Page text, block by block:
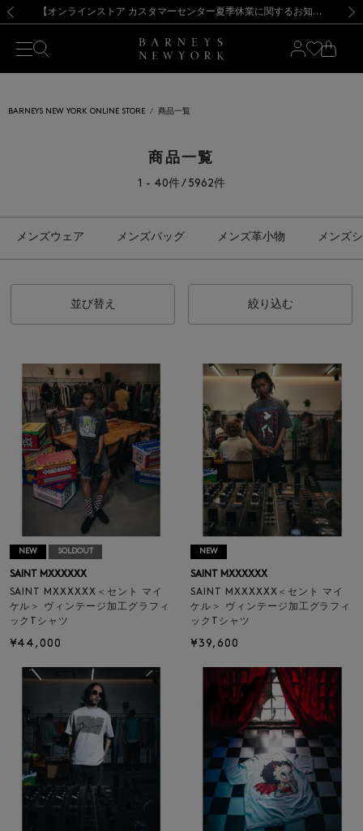
新規登録のお客様も対象！＜MY BARNEYS＞会員のお客様は11,000円（税込）以上のお買上げで常時送料無料！お買い物の際は会員登録を！
【夏季休業に伴う出荷一時停止のお知らせ】(2026.8.7) 【オンラインストア カスタマーセンター夏季休業に関するお知らせ】（2026.8.7）
【夏季休業に伴う返品・交換承り一時停止のお知らせ】（2026.8.5）
熊本県を中心とした地震の影響によるお荷物のお届けについて
【開催中】SUMMER SALEのご案内・ご注意事項 新規登録のお客様も対象！＜MY BARNEYS＞会員のお客様は11,000円（税込）以上のお買上げで常時送料無料！お買い物の際は会員登録を！
【夏季休業に伴う出荷一時停止のお知らせ】(2026.8.7)
BARNEYS NEW YORK ONLINE STORE 商品一覧
商品一覧
1 - 40件 / 5962件
メンズウェア メンズバッグ メンズ革小物 メンズ
並び替え 絞り込む
NEW SOLDOUT
SAINT MXXXXXX
SAINT MXXXXXX＜セント マイ
ケル＞ ヴィンテージ加工グラフィ
ックTシャツ
¥44,000
NEW
SAINT MXXXXXX
SAINT MXXXXXX＜セント マイ
ケル＞ ヴィンテージ加工グラフィ
ックTシャツ
¥39,600